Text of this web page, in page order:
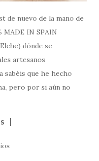
de nuevo de la mano de
MADE IN SPAIN
dónde se
artesanos
sabéis que he hecho
pero por si aún no